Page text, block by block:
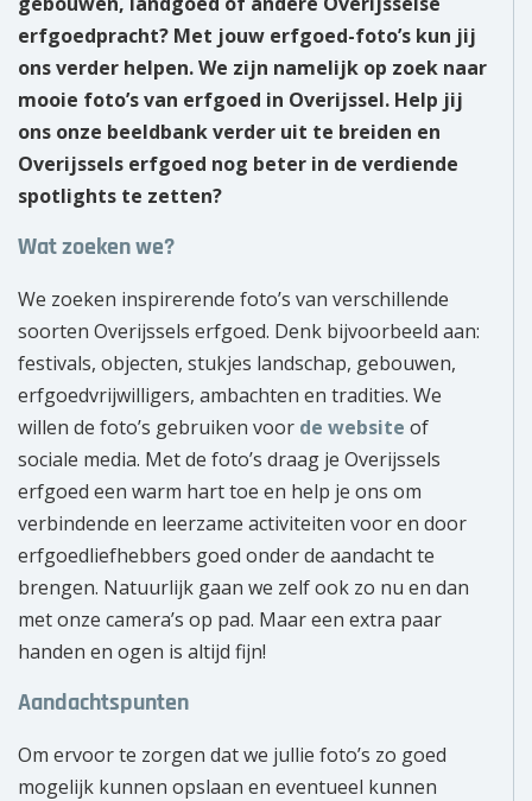
erfgoedpracht? Met jouw erfgoed-foto’s kun jij
ons verder helpen. We zijn namelijk op zoek naar
mooie foto’s van erfgoed in Overijssel. Help jij
ons onze beeldbank verder uit te breiden en
Overijssels erfgoed nog beter in de verdiende
spotlights te zetten?
Wat zoeken we?
We zoeken inspirerende foto’s van verschillende
soorten Overijssels erfgoed. Denk bijvoorbeeld aan:
festivals, objecten, stukjes landschap, gebouwen,
erfgoedvrijwilligers, ambachten en tradities. We
willen de foto’s gebruiken voor de website of
sociale media. Met de foto’s draag je Overijssels
erfgoed een warm hart toe en help je ons om
verbindende en leerzame activiteiten voor en door
erfgoedliefhebbers goed onder de aandacht te
brengen. Natuurlijk gaan we zelf ook zo nu en dan
met onze camera’s op pad. Maar een extra paar
handen en ogen is altijd fijn!
Aandachtspunten
Om ervoor te zorgen dat we jullie foto’s zo goed
mogelijk kunnen opslaan en eventueel kunnen